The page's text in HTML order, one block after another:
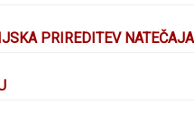
PRIREDITEV